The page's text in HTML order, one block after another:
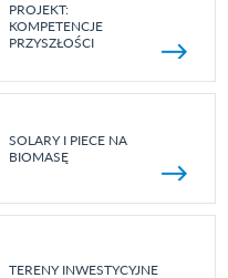
PROJEKT:
KOMPETENCJE
PRZYSZŁOŚCI
SOLARY I PIECE NA
BIOMASĘ
TERENY INWESTYCYJNE